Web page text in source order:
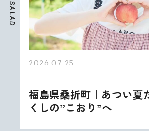
S
A
L
A
D
2026.07.25
福島県桑折町｜あつい夏
くしの”こおり”へ